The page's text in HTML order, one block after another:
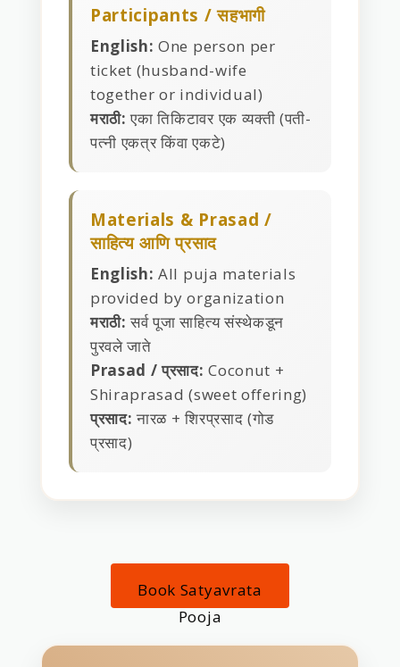
Participants / सहभागी
English: One person per
ticket (husband-wife
together or individual)
मराठी: एका तिकिटावर एक व्यक्ती (पती-
पत्नी एकत्र किंवा एकटे)
Materials & Prasad /
साहित्य आणि प्रसाद
English: All puja materials
provided by organization
मराठी: सर्व पूजा साहित्य संस्थेकडून
पुरवले जाते
Prasad / प्रसाद: Coconut +
Shiraprasad (sweet offering)
प्रसाद: नारळ + शिरप्रसाद (गोड
प्रसाद)
Book Satyavrata
Pooja